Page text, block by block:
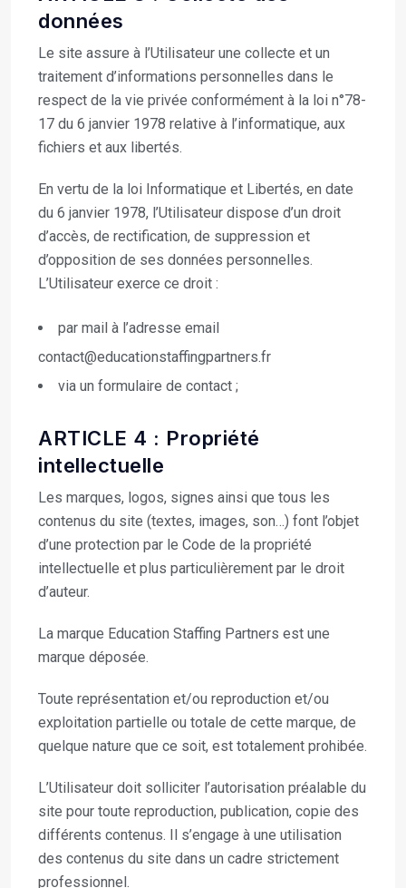
données
Le site assure à l’Utilisateur une collecte et un
traitement d’informations personnelles dans le
respect de la vie privée conformément à la loi n°78-
17 du 6 janvier 1978 relative à l’informatique, aux
fichiers et aux libertés.
En vertu de la loi Informatique et Libertés, en date
du 6 janvier 1978, l’Utilisateur dispose d’un droit
d’accès, de rectification, de suppression et
d’opposition de ses données personnelles.
L’Utilisateur exerce ce droit :
par mail à l’adresse email
contact@educationstaffingpartners.fr
via un formulaire de contact ;
ARTICLE 4 : Propriété
intellectuelle
Les marques, logos, signes ainsi que tous les
contenus du site (textes, images, son…) font l’objet
d’une protection par le Code de la propriété
intellectuelle et plus particulièrement par le droit
d’auteur.
La marque Education Staffing Partners est une
marque déposée.
Toute représentation et/ou reproduction et/ou
exploitation partielle ou totale de cette marque, de
quelque nature que ce soit, est totalement prohibée.
L’Utilisateur doit solliciter l’autorisation préalable du
site pour toute reproduction, publication, copie des
différents contenus. Il s’engage à une utilisation
des contenus du site dans un cadre strictement
professionnel.